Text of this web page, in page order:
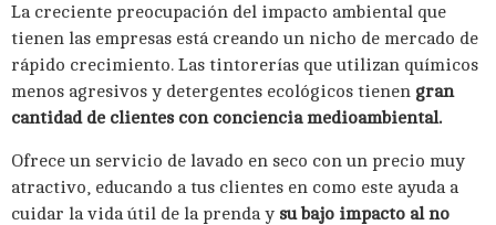
La creciente preocupación del impacto ambiental que
tienen las empresas está creando un nicho de mercado de
rápido crecimiento. Las tintorerías que utilizan químicos
menos agresivos y detergentes ecológicos tienen gran
cantidad de clientes con conciencia medioambiental.
Ofrece un servicio de lavado en seco con un precio muy
atractivo, educando a tus clientes en como este ayuda a
cuidar la vida útil de la prenda y su bajo impacto al no